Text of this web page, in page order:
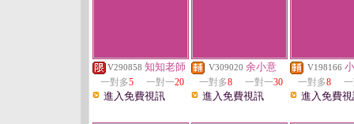
V290858 知知老師
一對多5 一對一20
進入免費視訊
V309020 余小意
一對多8 一對一30
進入免費視訊
V198166
一對多8
進入免費